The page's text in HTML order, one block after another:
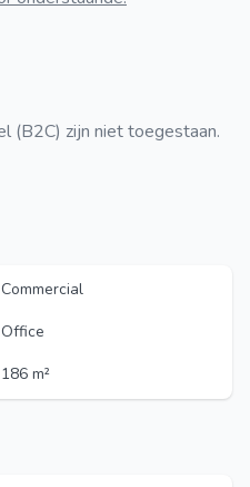
(B2C) zijn niet toegestaan.
Commercial
Office
186 m²